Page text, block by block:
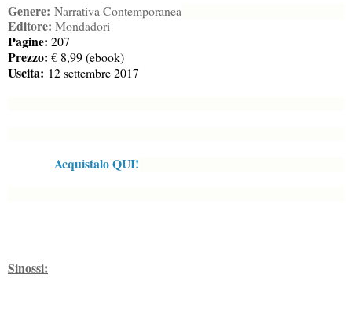
Genere: Narrativa Contemporanea
Editore: Mondadori
Pagine: 207
Prezzo: € 8,99 (ebook)
Uscita: 12 settembre 2017
Acquistalo QUI!
Sinossi: